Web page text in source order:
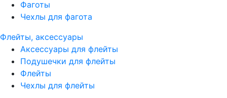
Фаготы
Чехлы для фагота
Флейты, аксессуары
Аксессуары для флейты
Подушечки для флейты
Флейты
Чехлы для флейты